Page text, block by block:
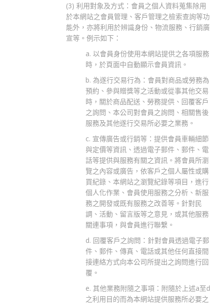
(3) 利用對象及方式：會員之個人資料蒐集除用
於本網站之會員管理、客戶管理之檢索查詢等功
能外，亦將利用於辨識身份、物流服務、行銷廣
宣等。例示如下：
a. 以會員身份使用本網站提供之各項服務
時，於頁面中自動顯示會員資訊。
b. 為遂行交易行為：會員對商品或勞務為
預約、參與贈獎等之活動或從事其他交易
時，關於商品配送、勞務提供、回覆客戶
之詢問、本公司對會員之詢問、相關售後
服務及其他遂行交易所必要之業務。
c. 宣傳廣告或行銷等：提供會員車輛細節
與定價等資訊、透過電子郵件、郵件、電
話等提供與服務有關之資訊。將會員所瀏
覽之內容或廣告，依客戶之個人屬性或購
買紀錄、本網站之瀏覽紀錄等項目，進行
個人化作業、會員使用服務之分析、新服
務之開發或既有服務之改善等。針對民
調、活動、留言版等之意見，或其他服務
關連事項，與會員進行聯繫。
d. 回覆客戶之詢問：針對會員透過電子郵
件、郵件、傳真、電話或其他任何直接間
接連絡方式向本公司所提出之詢問進行回
覆。
e. 其他業務附隨之事項：附隨於上述a至d
之利用目的而為本網站提供服務所必要之